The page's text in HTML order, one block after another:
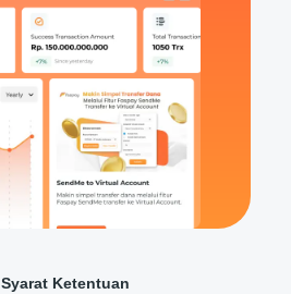
Syarat Ketentuan